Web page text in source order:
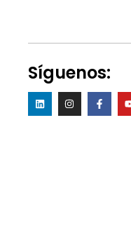
Síguenos: